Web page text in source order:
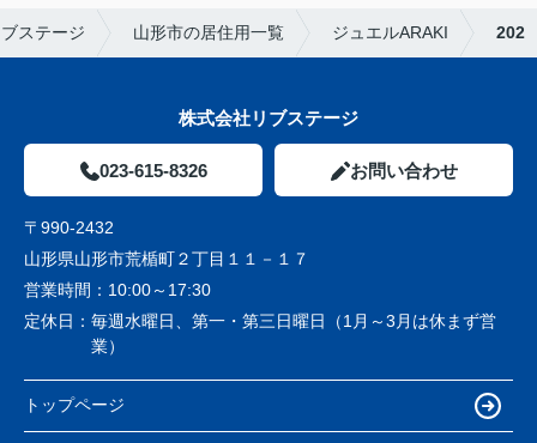
ステージ 山形市の居住用一覧 ジュエルARAKI 202
株式会社リブステージ
023-615-8326 お問い合わせ
〒990-2432
山形県山形市荒楯町２丁目１１－１７
営業時間： 10:00～17:30
定休日： 毎週水曜日、第一・第三日曜日（1月～3月は休まず営
業）
トップページ